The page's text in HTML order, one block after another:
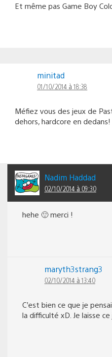
Et même pas Game Boy
minitad
01/10/2014 à 18:38
Méfiez vous des jeux de
dehors, hardcore en dedans!
Nadim Haddad
02/10/2014 à 09:30
hehe 🙂 merci !
maryth3strang3
02/10/2014 à 13:40
C’est bien ce que je
la difficulté xD. Je laisse